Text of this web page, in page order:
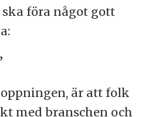
föra något gott
är att folk
med branschen och